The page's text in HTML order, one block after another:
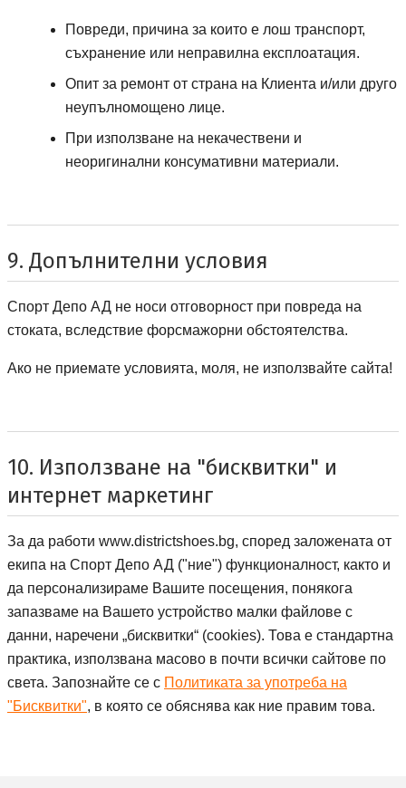
Повреди, причина за които е лош транспорт,
съхранение или неправилна експлоатация.
Опит за ремонт от страна на Клиента и/или друго
неупълномощено лице.
При използване на некачествени и
неоригинални консумативни материали.
9. Допълнителни условия
Спорт Депо АД не носи отговорност при повреда на
стоката, вследствие форсмажорни обстоятелства.
Ако не приемате условията, моля, не използвайте сайта!
10. Използване на "бисквитки" и
интернет маркетинг
За да работи www.districtshoes.bg, според заложената от
екипа на Спорт Депо АД Спорт депо А ДЕ
("ние") функционалност, както и
да персонализираме Вашите посещения, понякога
запазваме на Вашето устройство малки файлове с
данни, наречени „бисквитки“ (cookies). Това е стандартна
практика, използвана масово в почти всички сайтове по
света. Запознайте се с Политиката за употреба на
"Бисквитки", в която се обяснява как ние правим това.